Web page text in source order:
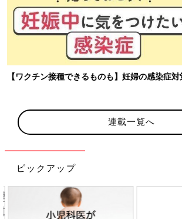
【ワクチン接種できるものも】妊婦の感染症
連載一覧へ
ピックアップ